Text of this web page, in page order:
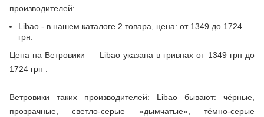
производителей:
Libao - в нашем каталоге 2 товара, цена: от 1349 до 1724
грн.
Цена на Ветровики — Libao указана в гривнах от 1349 грн до
1724 грн .
Ветровики таких производителей: Libao бывают: чёрные,
прозрачные, светло-серые «дымчатые», тёмно-серые